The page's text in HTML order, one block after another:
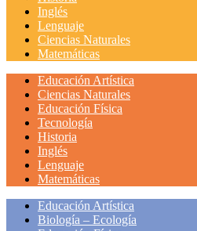
Inglés
Lenguaje
Ciencias Naturales
Matemáticas
Educación Artística
Ciencias Naturales
Educación Física
Tecnología
Historia
Inglés
Lenguaje
Matemáticas
Educación Artística
Biología – Ecología